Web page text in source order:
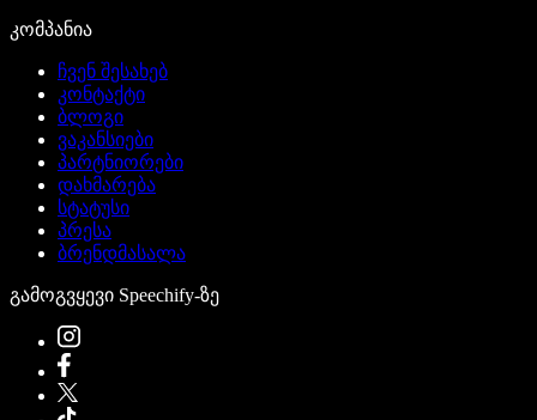
კომპანია
ჩვენ შესახებ
კონტაქტი
ბლოგი
ვაკანსიები
პარტნიორები
დახმარება
სტატუსი
პრესა
ბრენდმასალა
გამოგვყევი Speechify-ზე